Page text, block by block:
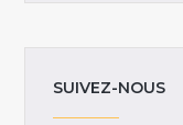
SUIVEZ-NOUS